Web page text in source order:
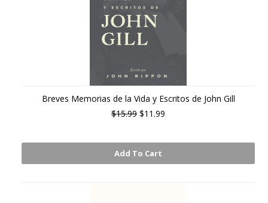
Breves Memorias de la Vida y Escritos de John Gill
$15.99 $11.99
Add To Cart